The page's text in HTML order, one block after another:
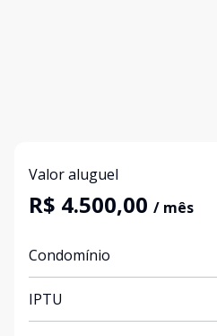
Valor aluguel
R$ 4.500,00 / mês
Condomínio
IPTU